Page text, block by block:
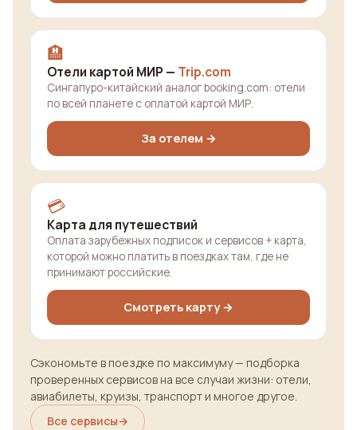
🏨
Отели картой МИР — Trip.com
Сингапуро-китайский аналог booking.com: отели
по всей планете с оплатой картой МИР.
За отелем →
💳
Карта для путешествий
Оплата зарубежных подписок и сервисов + карта,
которой можно платить в поездках там, где не
принимают российские.
Смотреть карту →
Сэкономьте в поездке по максимуму — подборка
проверенных сервисов на все случаи жизни: отели,
авиабилеты, круизы, транспорт и многое другое.
Все сервисы→